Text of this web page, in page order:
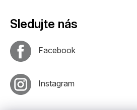
Sledujte nás
Facebook
Instagram